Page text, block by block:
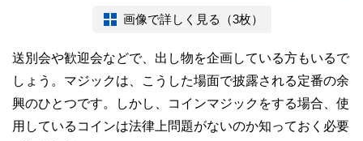
画像で詳しく見る（3枚）
送別会や歓迎会などで、出し物を企画している方もいるで
しょう。マジックは、こうした場面で披露される定番の余
興のひとつです。しかし、コインマジックをする場合、使
用しているコインは法律上問題がないのか知っておく必要